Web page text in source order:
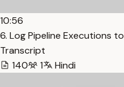
10:56
6. Log Pipeline Executions
Transcript
140
1 Hindi